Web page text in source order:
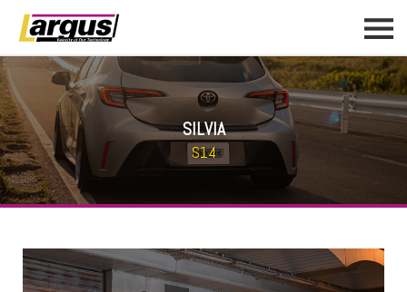
SILVIA
S14